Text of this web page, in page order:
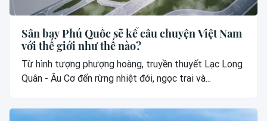
Sân bay Phú Quốc sẽ kể câu chuyện Việt Nam
với thế giới như thế nào?
Từ hình tượng phượng hoàng, truyền thuyết Lạc Long
Quân - Âu Cơ đến rừng nhiệt đới, ngọc trai và...